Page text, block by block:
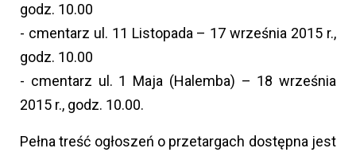
godz. 10.00
- cmentarz ul. 11 Listopada – 17 września 2015 r.,
godz. 10.00
- cmentarz ul. 1 Maja (Halemba) – 18 września
2015 r., godz. 10.00.
Pełna treść ogłoszeń o przetargach dostępna jest